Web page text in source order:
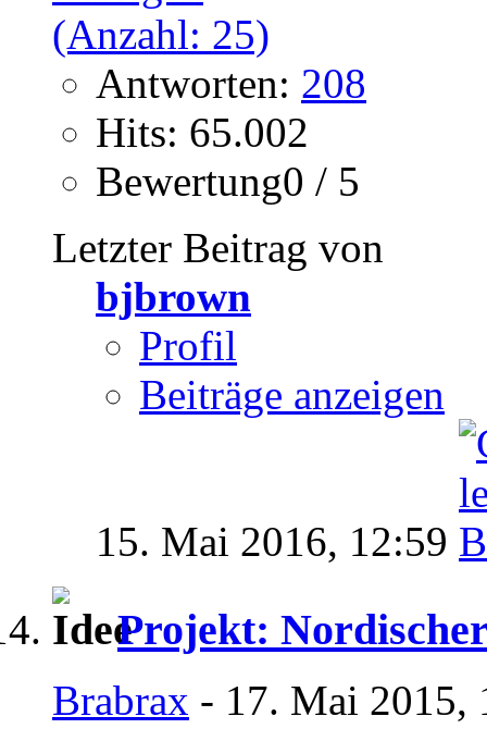
Antworten: 208
Hits: 65.002
Bewertung0 / 5
Letzter Beitrag von
bjbrown
Profil
Beiträge anzeigen
15. Mai 2016, 12:59
Projekt:
Brabrax - 17. Mai 2015,